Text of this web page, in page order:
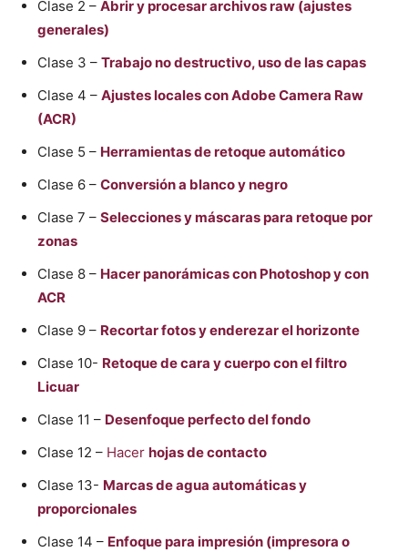
Clase 2 – Abrir y procesar archivos raw (ajustes
generales)
Clase 3 – Trabajo no destructivo, uso de las capas
Clase 4 – Ajustes locales con Adobe Camera Raw
(ACR)
Clase 5 – Herramientas de retoque automático
Clase 6 – Conversión a blanco y negro
Clase 7 – Selecciones y máscaras para retoque por
zonas
Clase 8 – Hacer panorámicas con Photoshop y con
ACR
Clase 9 – Recortar fotos y enderezar el horizonte
Clase 10- Retoque de cara y cuerpo con el filtro
Licuar
Clase 11 – Desenfoque perfecto del fondo
Clase 12 – Hacer hojas de contacto
Clase 13- Marcas de agua automáticas y
proporcionales
Clase 14 – Enfoque para impresión (impresora o